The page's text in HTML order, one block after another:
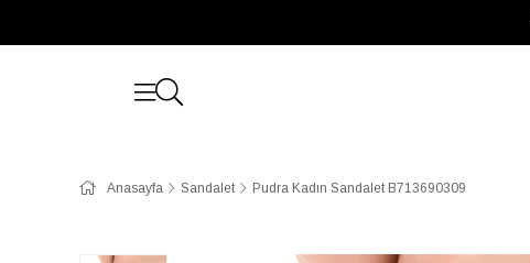
Anasayfa Sandalet Pudra Kadın Sandalet B713690309